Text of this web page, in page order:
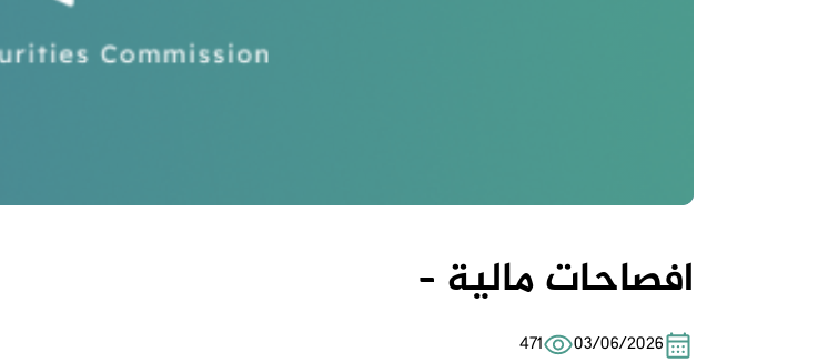
افصاحات مالية –
03/06/2026
471